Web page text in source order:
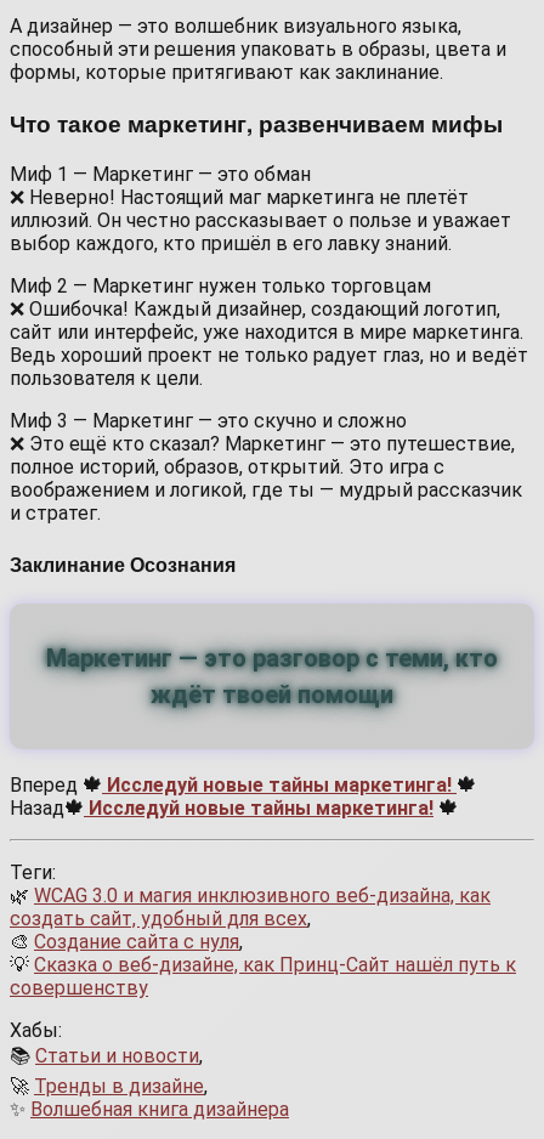
А дизайнер — это волшебник визуального языка,
способный эти решения упаковать в образы, цвета и
формы, которые притягивают как заклинание.
Что такое маркетинг, развенчиваем мифы
Миф 1 — Маркетинг — это обман
❌ Неверно! Настоящий маг маркетинга не плетёт
иллюзий. Он честно рассказывает о пользе и уважает
выбор каждого, кто пришёл в его лавку знаний.
Миф 2 — Маркетинг нужен только торговцам
❌ Ошибочка! Каждый дизайнер, создающий логотип,
сайт или интерфейс, уже находится в мире маркетинга.
Ведь хороший проект не только радует глаз, но и ведёт
пользователя к цели.
Миф 3 — Маркетинг — это скучно и сложно
❌ Это ещё кто сказал? Маркетинг — это путешествие,
полное историй, образов, открытий. Это игра с
воображением и логикой, где ты — мудрый рассказчик
и стратег.
Заклинание Осознания
Маркетинг — это разговор с теми, кто
ждёт твоей помощи
Вперед 🍁 Исследуй новые тайны маркетинга! 🍁
Назад🍁 Исследуй новые тайны маркетинга! 🍁
Теги:
🌿 WCAG 3.0 и магия инклюзивного веб-дизайна, как
создать сайт, удобный для всех,
🎨 Создание сайта с нуля,
💡 Сказка о веб-дизайне, как Принц-Сайт нашёл путь к
совершенству
Хабы:
📚 Статьи и новости,
🚀 Тренды в дизайне,
✨ Волшебная книга дизайнера